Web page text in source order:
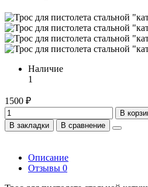
Наличие
1
1500 ₽
В
В закладки
В сравнение
Описание
Отзывы 0